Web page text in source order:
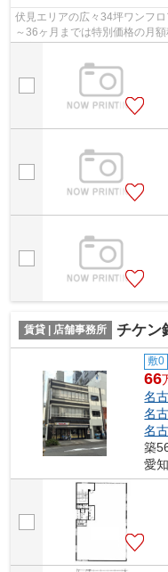
伏見エリアの広々34坪ワンフ
～36ヶ月までは特別価格の月
は定価の月額税込385,000円）
賃貸 | 店舗事務所 チケン
敷0
66
名
名
名
築
愛